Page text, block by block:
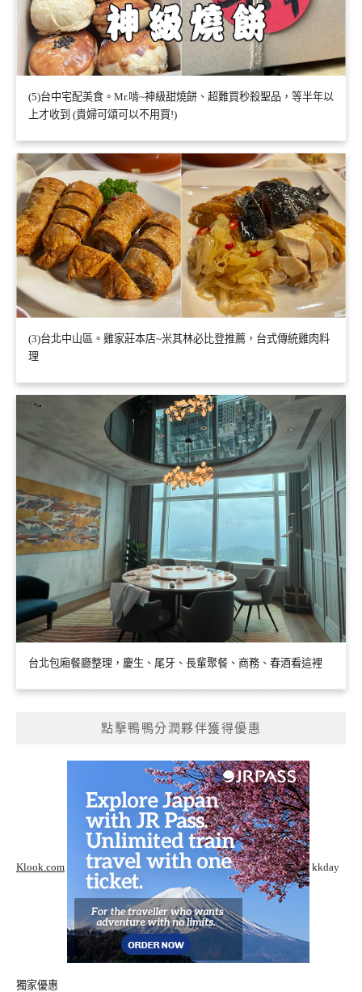
(5)台中宅配美食。Mr.啃~神級甜燒餅、超難買秒殺聖品，等半年以
上才收到 (貴婦可頌可以不用買!)
(3)台北中山區。雞家莊本店~米其林必比登推薦，台式傳統雞肉料
理
台北包廂餐廳整理，慶生、尾牙、長輩聚餐、商務、春酒看這裡
點擊鴨鴨分潤夥伴獲得優惠
Klook.com kkday
獨家優惠